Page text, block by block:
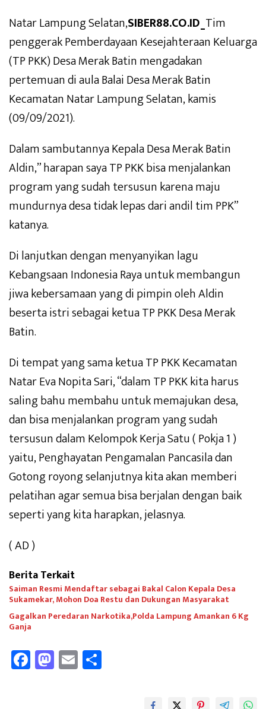
Natar Lampung Selatan,SIBER88.CO.ID_Tim
penggerak Pemberdayaan Kesejahteraan Keluarga
(TP PKK) Desa Merak Batin mengadakan
pertemuan di aula Balai Desa Merak Batin
Kecamatan Natar Lampung Selatan, kamis
(09/09/2021).
Dalam sambutannya Kepala Desa Merak Batin
Aldin,” harapan saya TP PKK bisa menjalankan
program yang sudah tersusun karena maju
mundurnya desa tidak lepas dari andil tim PPK”
katanya.
Di lanjutkan dengan menyanyikan lagu
Kebangsaan Indonesia Raya untuk membangun
jiwa kebersamaan yang di pimpin oleh Aldin
beserta istri sebagai ketua TP PKK Desa Merak
Batin.
Di tempat yang sama ketua TP PKK Kecamatan
Natar Eva Nopita Sari, “dalam TP PKK kita harus
saling bahu membahu untuk memajukan desa,
dan bisa menjalankan program yang sudah
tersusun dalam Kelompok Kerja Satu ( Pokja 1 )
yaitu, Penghayatan Pengamalan Pancasila dan
Gotong royong selanjutnya kita akan memberi
pelatihan agar semua bisa berjalan dengan baik
seperti yang kita harapkan, jelasnya.
( AD )
Berita Terkait
Saiman Resmi Mendaftar sebagai Bakal Calon Kepala Desa
Sukamekar, Mohon Doa Restu dan Dukungan Masyarakat
Gagalkan Peredaran Narkotika,Polda Lampung Amankan 6 Kg
Ganja
Fa
ce
M
as
E
m